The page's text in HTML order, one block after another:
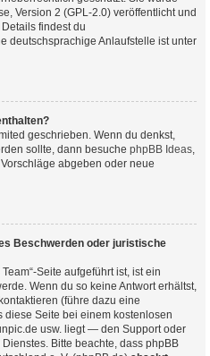
Version 2 (GPL-2.0) veröffentlicht und
findest du
deutschsprachige Anlaufstelle ist unter
geschrieben. Wenn du denkst,
sollte, dann besuche phpBB Ideas,
abgeben oder neue
Beschwerden oder juristische
Seite aufgeführt ist, ist ein
Wenn du so keine Antwort erhältst,
(führe dazu eine
Seite bei einem kostenlosen
usw. liegt — den Support oder
Bitte beachte, dass phpBB